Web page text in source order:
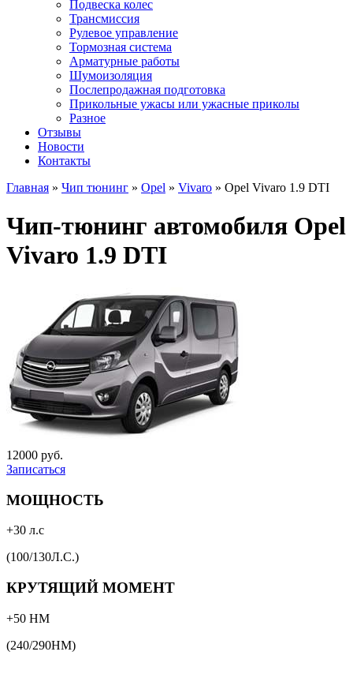
Подвеска колес
Трансмиссия
Рулевое управление
Тормозная система
Арматурные работы
Шумоизоляция
Послепродажная подготовка
Прикольные ужасы или ужасные приколы
Разное
Отзывы
Новости
Контакты
Главная » Чип тюнинг » Opel » Vivaro » Opel Vivaro 1.9 DTI
Чип-тюнинг автомобиля Opel
Vivaro 1.9 DTI
12000 руб.
Записаться
МОЩНОСТЬ
+30 л.с
(100/130Л.С.)
КРУТЯЩИЙ МОМЕНТ
+50 НМ
(240/290НМ)